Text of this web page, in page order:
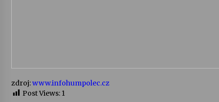
17. 7. 2026
zdroj:www.infohumpolec.cz
Post Views: 1